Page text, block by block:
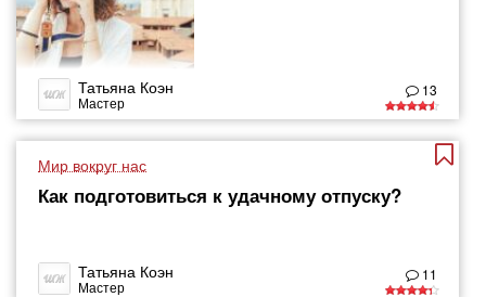
Татьяна Коэн
Мастер
13
Мир вокруг нас
Как подготовиться к удачному отпуску?
Татьяна Коэн
Мастер
11